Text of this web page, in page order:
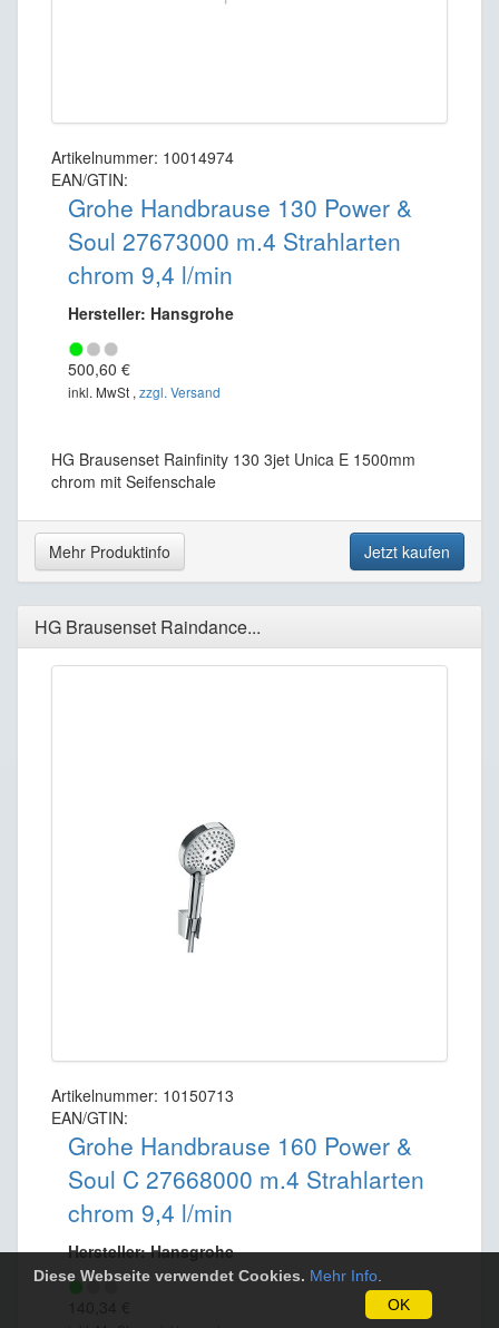
Diese Webseite verwendet Cookies. Mehr Info
OK
Artikelnummer: 10014974
EAN/GTIN:
Grohe Handbrause 130 Power &
Soul 27673000 m.4 Strahlarten
chrom 9,4 l/min
Hersteller: Hansgrohe
500,60 €
inkl. MwSt , zzgl. Versand
HG Brausenset Rainfinity 130 3jet Unica E 1500mm
chrom mit Seifenschale
Mehr Produktinfo Jetzt kaufen
HG Brausenset Raindance...
Artikelnummer: 10150713
EAN/GTIN:
Grohe Handbrause 160 Power &
Soul C 27668000 m.4 Strahlarten
chrom 9,4 l/min
Hersteller: Hansgrohe